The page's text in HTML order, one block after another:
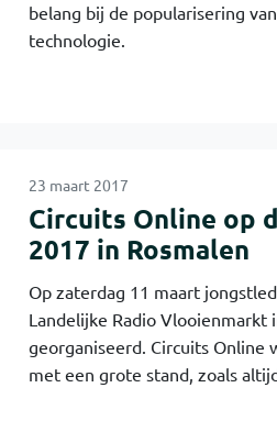
belang bij de popularisering
technologie.
23 maart 2017
Circuits Online op
2017 in Rosmalen
Op zaterdag 11 maart
Landelijke Radio
georganiseerd. Circuits Online
met een grote stand, zoals